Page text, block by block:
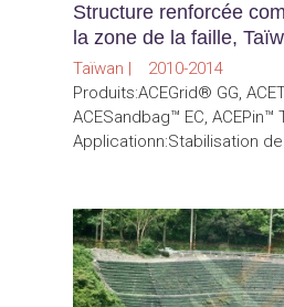
Structure renforcée
la zone de la faille,
Taïwan | 2010-2014
Produits:ACEGrid® GG,
ACESandbag™ EC, ACEPin™
Applicationn:Stabilisation